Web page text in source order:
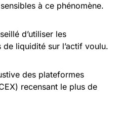
à ce phénomène.
d’utiliser les
liquidité sur l’actif voulu.
des plateformes
recensant le plus de